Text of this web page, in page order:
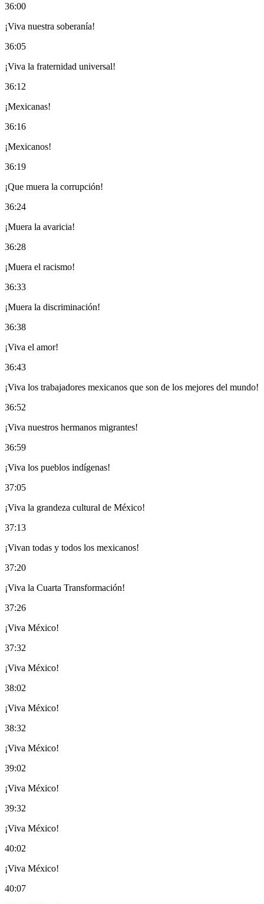
36:00
¡Viva nuestra soberanía!
36:05
¡Viva la fraternidad universal!
36:12
¡Mexicanas!
36:16
¡Mexicanos!
36:19
¡Que muera la corrupción!
36:24
¡Muera la avaricia!
36:28
¡Muera el racismo!
36:33
¡Muera la discriminación!
36:38
¡Viva el amor!
36:43
¡Viva los trabajadores mexicanos que son de los mejores del mundo!
36:52
¡Viva nuestros hermanos migrantes!
36:59
¡Viva los pueblos indígenas!
37:05
¡Viva la grandeza cultural de México!
37:13
¡Vivan todas y todos los mexicanos!
37:20
¡Viva la Cuarta Transformación!
37:26
¡Viva México!
37:32
¡Viva México!
38:02
¡Viva México!
38:32
¡Viva México!
39:02
¡Viva México!
39:32
¡Viva México!
40:02
¡Viva México!
40:07